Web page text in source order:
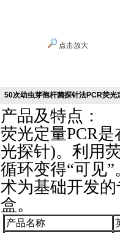
点击放大
50次幼虫芽孢杆菌探针法PCR荧光
产品及特点：
荧光定量PCR
光探针)。利用
循环变得“可见
术为基础开发
盒。
产品名称